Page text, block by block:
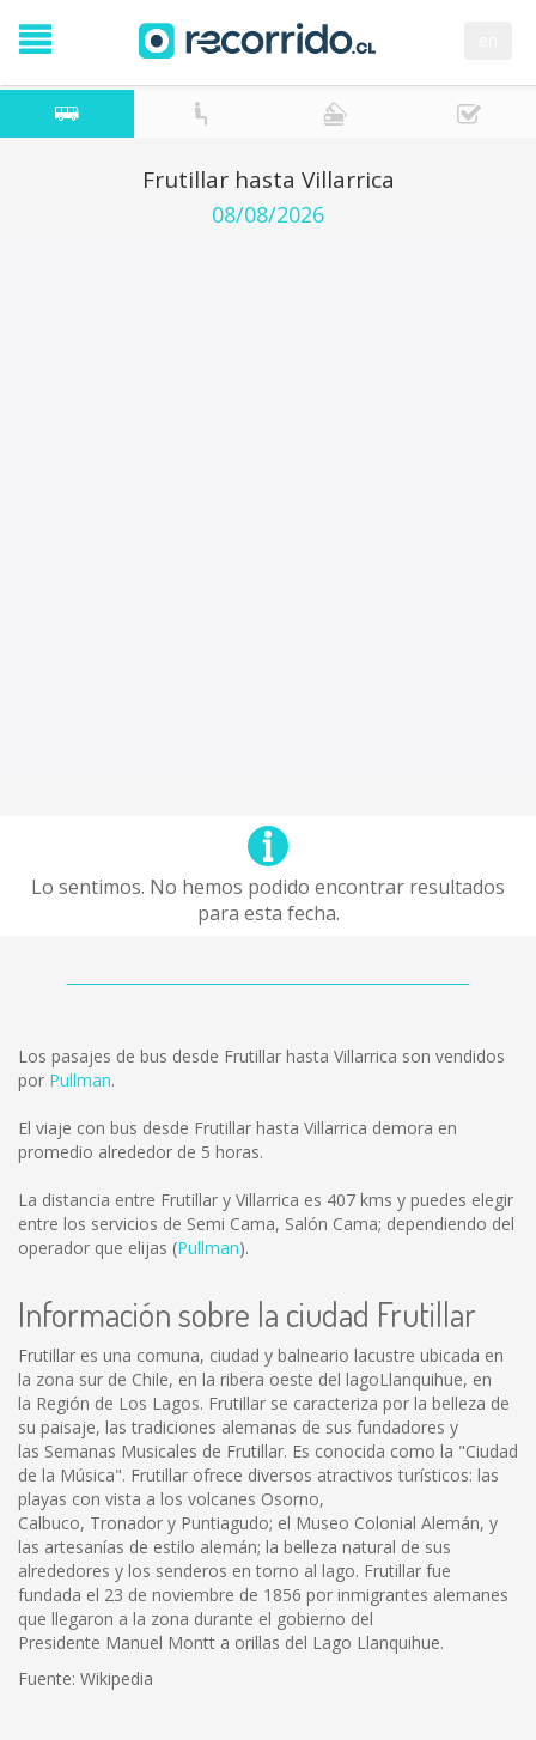
Frutillar hasta Villarrica
08/08/2026
Lo sentimos. No hemos podido encontrar resultados
para esta fecha.
Los pasajes de bus desde Frutillar hasta Villarrica son vendidos
por Pullman.
El viaje con bus desde Frutillar hasta Villarrica demora en
promedio alrededor de 5 horas.
La distancia entre Frutillar y Villarrica es 407 kms y puedes elegir
entre los servicios de Semi Cama, Salón Cama; dependiendo del
operador que elijas (Pullman).
Información sobre la ciudad Frutillar
Frutillar es una comuna, ciudad y balneario lacustre ubicada en
la zona sur de Chile, en la ribera oeste del lagoLlanquihue, en
la Región de Los Lagos. Frutillar se caracteriza por la belleza de
su paisaje, las tradiciones alemanas de sus fundadores y
las Semanas Musicales de Frutillar. Es conocida como la "Ciudad
de la Música". Frutillar ofrece diversos atractivos turísticos: las
playas con vista a los volcanes Osorno,
Calbuco, Tronador y Puntiagudo; el Museo Colonial Alemán, y
las artesanías de estilo alemán; la belleza natural de sus
alrededores y los senderos en torno al lago. Frutillar fue
fundada el 23 de noviembre de 1856 por inmigrantes alemanes
que llegaron a la zona durante el gobierno del
Presidente Manuel Montt a orillas del Lago Llanquihue.
Fuente: Wikipedia